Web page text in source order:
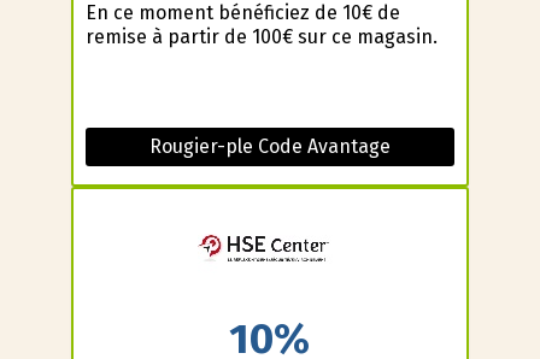
En ce moment bénéficiez de 10€ de
remise à partir de 100€ sur ce magasin.
Rougier-ple Code Avantage
10%